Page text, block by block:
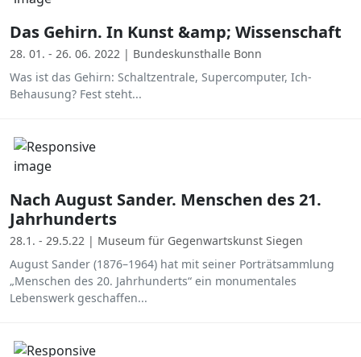
Das Gehirn. In Kunst &amp; Wissenschaft
28. 01. - 26. 06. 2022 | Bundeskunsthalle Bonn
Was ist das Gehirn: Schaltzentrale, Supercomputer, Ich-
Behausung? Fest steht...
Nach August Sander. Menschen des 21.
Jahrhunderts
28.1. - 29.5.22 | Museum für Gegenwartskunst Siegen
August Sander (1876–1964) hat mit seiner Porträtsammlung
„Menschen des 20. Jahrhunderts“ ein monumentales
Lebenswerk geschaffen...